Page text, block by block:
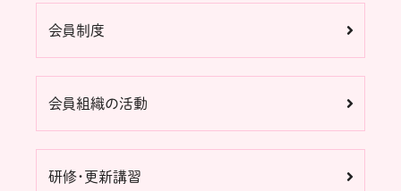
会員制度
会員組織の活動
研修・更新講習